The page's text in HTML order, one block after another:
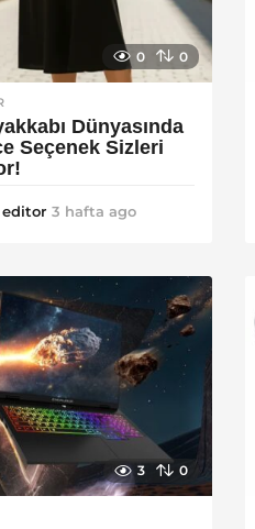
0 0
Dünyasında
Seçenek Sizleri
editor 3 hafta ago
a
3 0